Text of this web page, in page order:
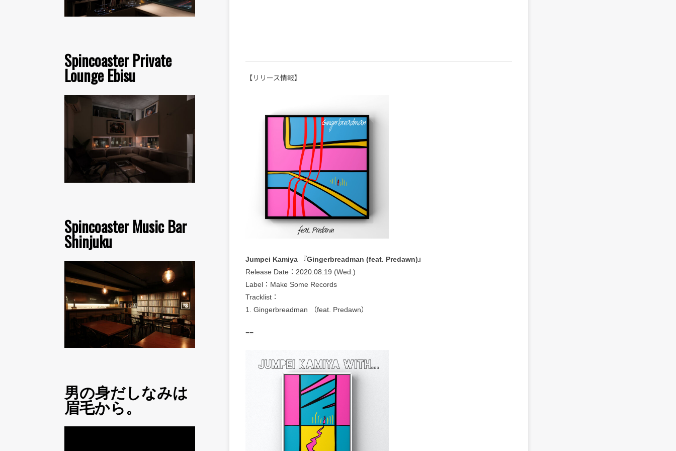
Spincoaster Private
Lounge Ebisu
Spincoaster Music Bar
Shinjuku
男の身だしなみは
眉毛から。
【リリース情報】
Jumpei Kamiya 『Gingerbreadman (feat. Predawn)』
Release Date：2020.08.19 (Wed.)
Label：Make Some Records
Tracklist：
1. Gingerbreadman （feat. Predawn）
==